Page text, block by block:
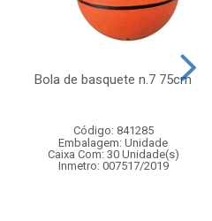
Bola de basquete n.7 75cm
Código: 841285
Embalagem: Unidade
Caixa Com: 30 Unidade(s)
Inmetro: 007517/2019